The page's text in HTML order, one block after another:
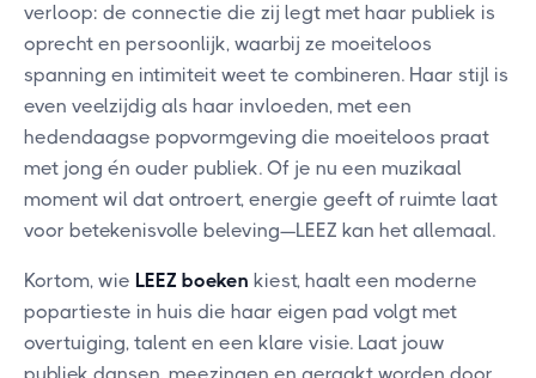
verloop: de connectie die zij legt met haar publiek is
oprecht en persoonlijk, waarbij ze moeiteloos
spanning en intimiteit weet te combineren. Haar stijl is
even veelzijdig als haar invloeden, met een
hedendaagse popvormgeving die moeiteloos praat
met jong én ouder publiek. Of je nu een muzikaal
moment wil dat ontroert, energie geeft of ruimte laat
voor betekenisvolle beleving—LEEZ kan het allemaal.
Kortom, wie LEEZ boeken kiest, haalt een moderne
popartieste in huis die haar eigen pad volgt met
overtuiging, talent en een klare visie. Laat jouw